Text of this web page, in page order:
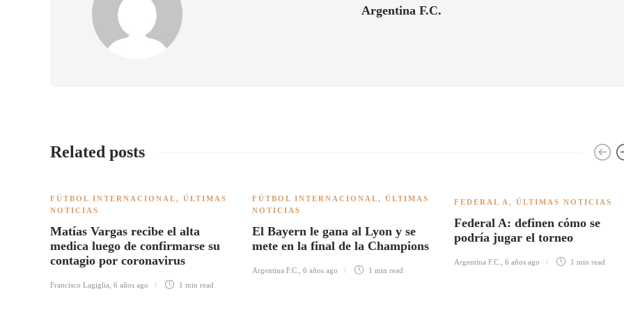
Argentina F.C.
Related posts
FÚTBOL INTERNACIONAL, ÚLTIMAS
NOTICIAS
Matías Vargas recibe el alta
medica luego de confirmarse su
contagio por coronavirus
Francisco Lagiglia 6 años ago 1 min read
FÚTBOL INTERNACIONAL, ÚLTIMAS
NOTICIAS
El Bayern le gana al Lyon y se
mete en la final de la Champions
Argentina F.C. 6 años ago 1 min read
FEDERAL A , ÚLTIMAS NOTICIAS
Federal A: definen cómo se
podría jugar el torneo
Argentina F.C. 6 años ago 1 min read